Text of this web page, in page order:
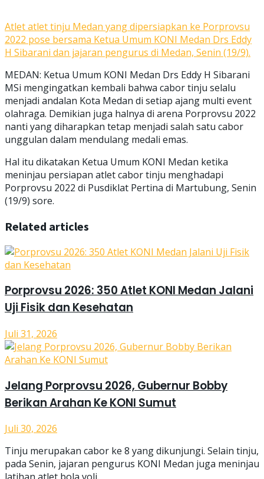
Atlet atlet tinju Medan yang dipersiapkan ke Porprovsu
2022 pose bersama Ketua Umum KONI Medan Drs Eddy
H Sibarani dan jajaran pengurus di Medan, Senin (19/9).
MEDAN: Ketua Umum KONI Medan Drs Eddy H Sibarani
MSi mengingatkan kembali bahwa cabor tinju selalu
menjadi andalan Kota Medan di setiap ajang multi event
olahraga. Demikian juga halnya di arena Porprovsu 2022
nanti yang diharapkan tetap menjadi salah satu cabor
unggulan dalam mendulang medali emas.
Hal itu dikatakan Ketua Umum KONI Medan ketika
meninjau persiapan atlet cabor tinju menghadapi
Porprovsu 2022 di Pusdiklat Pertina di Martubung, Senin
(19/9) sore.
Related articles
Porprovsu 2026: 350 Atlet KONI Medan Jalani
Uji Fisik dan Kesehatan
Juli 31, 2026
Jelang Porprovsu 2026, Gubernur Bobby
Berikan Arahan Ke KONI Sumut
Juli 30, 2026
Tinju merupakan cabor ke 8 yang dikunjungi. Selain tinju,
pada Senin, jajaran pengurus KONI Medan juga meninjau